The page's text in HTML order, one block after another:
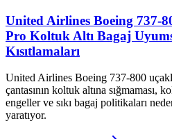
United Airlines Boeing 737-
Pro Koltuk Altı Bagaj
Kısıtlamaları
United Airlines Boeing 737-800
çantasının koltuk altına sığmaması,
engeller ve sıkı bagaj politikaları
yaratıyor.